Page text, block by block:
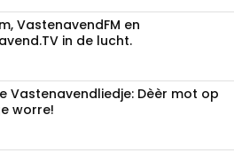
VastenavendFM en
in de lucht.
Vastenavendliedje: Dèèr mot op
worre!